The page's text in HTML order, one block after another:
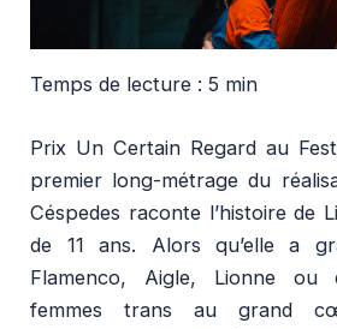
Temps de lecture : 5 min
Prix Un Certain Regard au
premier long-métrage du
Céspedes raconte l’histoire de
de 11 ans. Alors qu’elle a
Flamenco, Aigle, Lionne ou
femmes trans au grand